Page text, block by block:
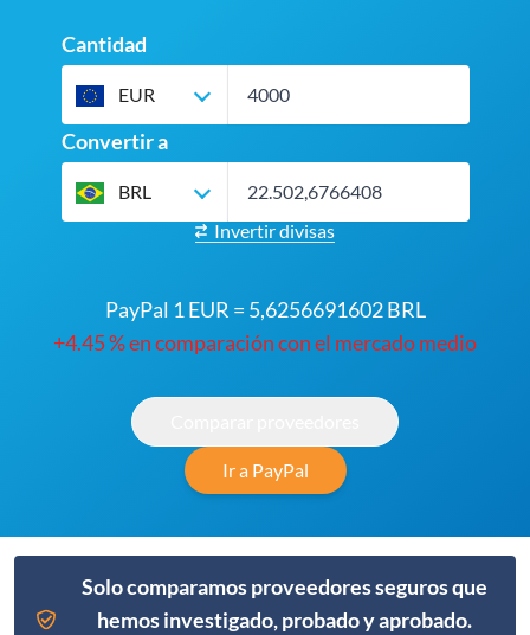
Cantidad
EUR
Convertir a
BRL
Invertir divisas
PayPal 1 EUR = 5,6256691602 BRL
+4.45 % en comparación con el mercado medio
Ir a PayPal
Solo comparamos proveedores seguros que
hemos investigado, probado y aprobado.